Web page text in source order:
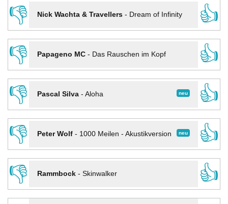
👎
Nick Wachta & Travellers- Dream of Infinity
👍
👎
Papageno MC- Das Rauschen im Kopf
👍
👎
neu
Pascal Silva- Aloha
👍
👎
neu
Peter Wolf- 1000 Meilen - Akustikversion
👍
👎
Rammbock- Skinwalker
👍